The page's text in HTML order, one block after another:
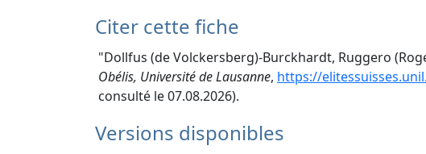
Citer cette fiche
"Dollfus (de Volckersberg)-Burckhardt, Ruggero
Obélis, Université de Lausanne, https://
consulté le 07.08.2026).
Versions disponibles